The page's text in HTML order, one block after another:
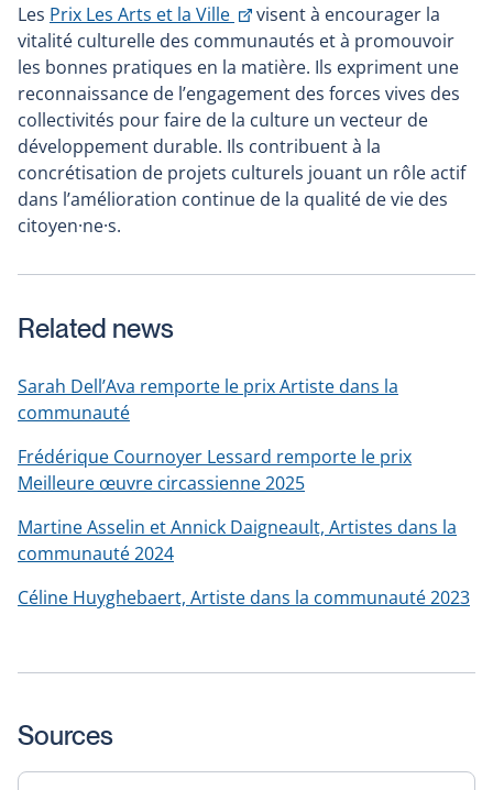
will
open
in
a
new
window
Les Prix Les Arts et la Ville
This
link
will
open
in
a
new
window
visent à encourager la
vitalité culturelle des communautés et à promouvoir
les bonnes pratiques en la matière. Ils expriment une
reconnaissance de l’engagement des forces vives des
collectivités pour faire de la culture un vecteur de
développement durable. Ils contribuent à la
concrétisation de projets culturels jouant un rôle actif
dans l’amélioration continue de la qualité de vie des
citoyen·ne·s.
Related news
Sarah Dell’Ava remporte le prix Artiste dans la
communauté
Frédérique Cournoyer Lessard remporte le prix
Meilleure œuvre circassienne 2025
Martine Asselin et Annick Daigneault, Artistes dans la
communauté 2024
Céline Huyghebaert, Artiste dans la communauté 2023
Sources